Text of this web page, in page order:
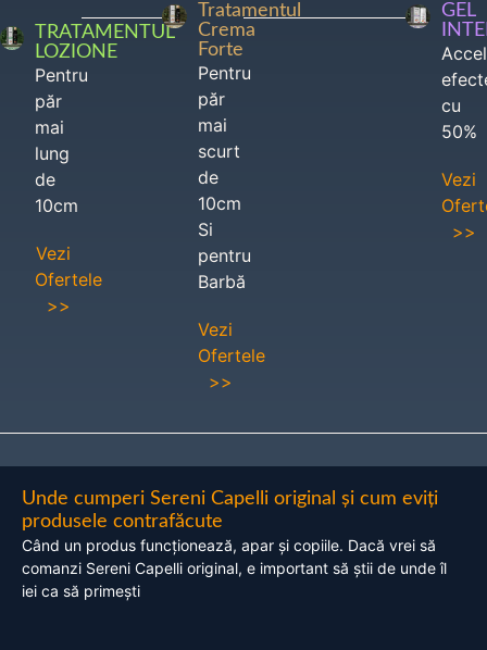
TRATAMENTUL
LOZIONE
Pentru
păr
mai
lung
de
10cm
Vezi
Ofertele
>>
Tratamentul
Crema
Forte
Pentru
păr
mai
scurt
de
10cm
Si
pentru
Barbă
Vezi
Ofertele
>>
GEL
cu
50%
Vezi
>>
Unde cumperi Sereni Capelli original și cum eviți
produsele contrafăcute
Când un produs funcționează, apar și copiile. Dacă vrei să
comanzi Sereni Capelli original, e important să știi de unde îl
iei ca să primești